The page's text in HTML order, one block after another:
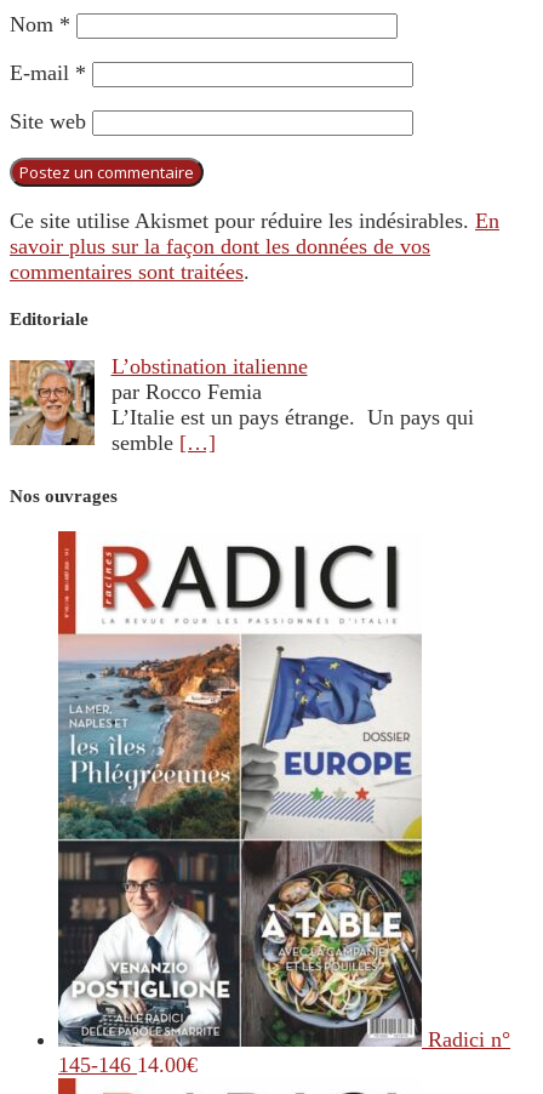
Nom *
E-mail *
Site web
Ce site utilise Akismet pour réduire les indésirables. En
savoir plus sur la façon dont les données de vos
commentaires sont traitées.
Editoriale
L’obstination italienne
par Rocco Femia
L’Italie est un pays étrange. Un pays qui
semble […]
Nos ouvrages
Radici n°
145-146 14.00€